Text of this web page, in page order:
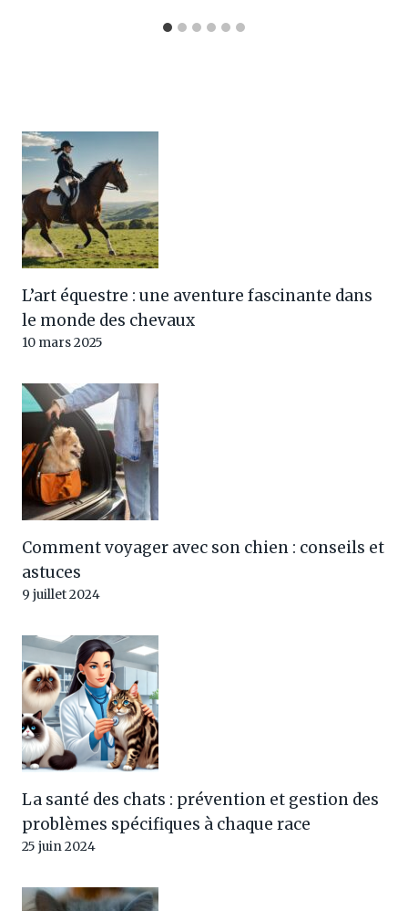
L’art équestre : une aventure fascinante dans
le monde des chevaux
10 mars 2025
Comment voyager avec son chien : conseils et
astuces
9 juillet 2024
La santé des chats : prévention et gestion des
problèmes spécifiques à chaque race
25 juin 2024